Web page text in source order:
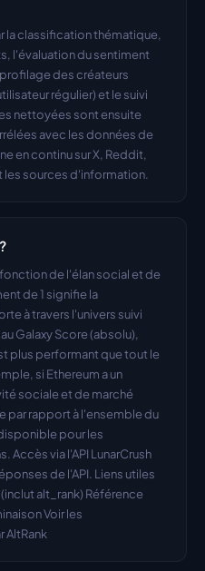
la classification thématique,
l'évaluation du sentiment
des créateurs
régulier) et le suivi
nettoyées sont ensuite
avec les données de
en continu sur X, Reddit,
les sources d'information.
de l'élan social et de
de 1 signifie la
à travers l'univers suivi
Galaxy Score (absolu),
plus performant que tout le
si Ethereum a un
sociale et de marché
par rapport à l'ensemble du
pour les
via l'API LunarCrush
de l'API. Liens utiles
alt_rank) Référence
Voir les
AltRank